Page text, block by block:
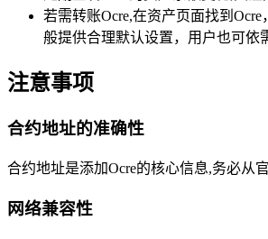
若需转账Ocre,在资产页面找到
般提供合理默认设置，用户也可依
注意事项
合约地址的准确性
合约地址是添加Ocre的核心信息,务必从
网络兼容性